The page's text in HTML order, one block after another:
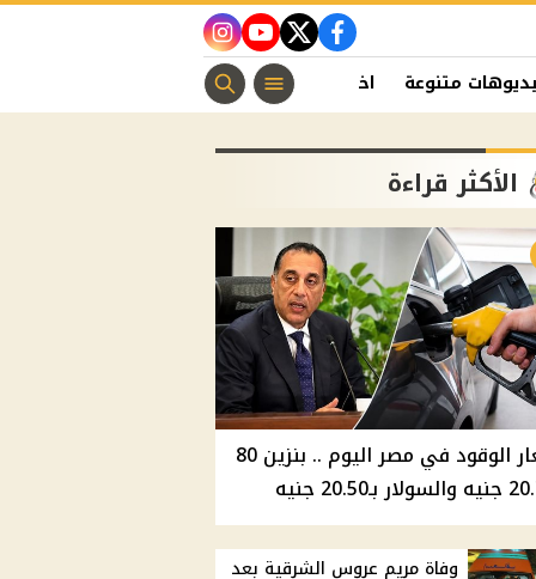
facebook
twitter
youtube
instagram
متنوعة اخبار الفن منوعات مسيحية
الأكثر قراءة
أسعار الوقود في مصر اليوم .. بنزين 80
وفاة مريم عروس الشرقية بعد